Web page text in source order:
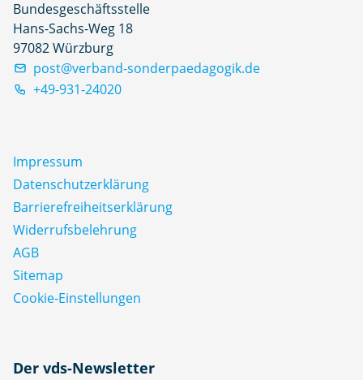
Bundesgeschäftsstelle
Hans-Sachs-Weg 18
97082 Würzburg
post@verband-sonderpaedagogik.de
+49-931-24020
Impressum
Datenschutz­erklärung
Barrierefreiheitserklärung
Widerrufsbelehrung
AGB
Sitemap
Cookie-Einstellungen
Der vds-Newsletter
N